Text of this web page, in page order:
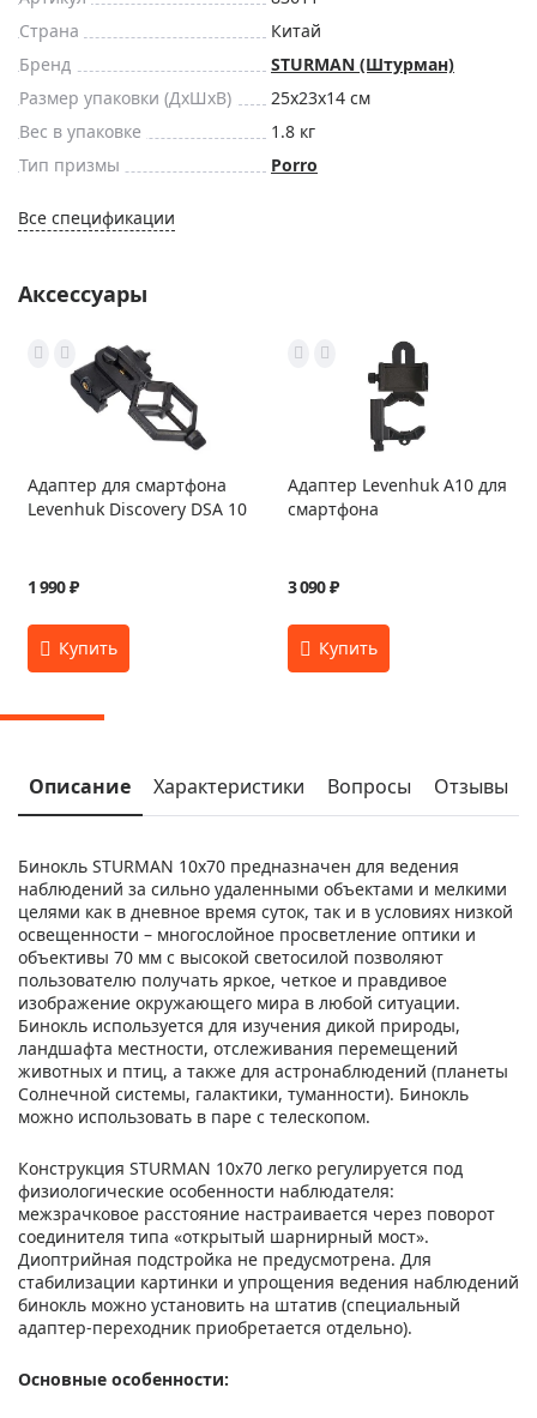
Страна
Китай
Бренд
STURMAN (Штурман)
Размер упаковки (ДxШxВ)
25x23x14 см
Вес в упаковке
1.8 кг
Тип призмы
Porro
Все спецификации
Аксессуары
Адаптер для смартфона
Levenhuk Discovery DSA 10
1 990 ₽
Адаптер Levenhuk A10 для
смартфона
3 090 ₽
Описание Характеристики Вопросы Отзывы
Бинокль STURMAN 10x70 предназначен для ведения
наблюдений за сильно удаленными объектами и мелкими
целями как в дневное время суток, так и в условиях низкой
освещенности – многослойное просветление оптики и
объективы 70 мм с высокой светосилой позволяют
пользователю получать яркое, четкое и правдивое
изображение окружающего мира в любой ситуации.
Бинокль используется для изучения дикой природы,
ландшафта местности, отслеживания перемещений
животных и птиц, а также для астронаблюдений (планеты
Солнечной системы, галактики, туманности). Бинокль
можно использовать в паре с телескопом.
Конструкция STURMAN 10x70 легко регулируется под
физиологические особенности наблюдателя:
межзрачковое расстояние настраивается через поворот
соединителя типа «открытый шарнирный мост».
Диоптрийная подстройка не предусмотрена. Для
стабилизации картинки и упрощения ведения наблюдений
бинокль можно установить на штатив (специальный
адаптер-переходник приобретается отдельно).
Основные особенности: